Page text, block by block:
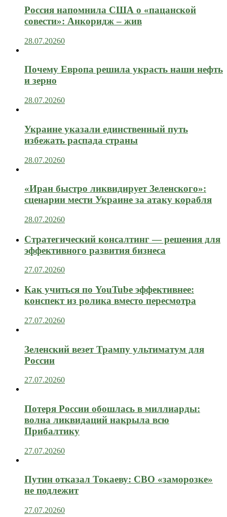
Россия напомнила США о «пацанской
совести»: Анкоридж – жив
28.07.20260
Почему Европа решила украсть наши нефть
и зерно
28.07.20260
Украине указали единственный путь
избежать распада страны
28.07.20260
«Иран быстро ликвидирует Зеленского»:
сценарии мести Украине за атаку корабля
28.07.20260
Стратегический консалтинг — решения для
эффективного развития бизнеса
27.07.20260
Как учиться по YouTube эффективнее:
конспект из ролика вместо пересмотра
27.07.20260
Зеленский везет Трампу ультиматум для
России
27.07.20260
Потеря России обошлась в миллиарды:
волна ликвидаций накрыла всю
Прибалтику
27.07.20260
Путин отказал Токаеву: СВО «заморозке»
не подлежит
27.07.20260